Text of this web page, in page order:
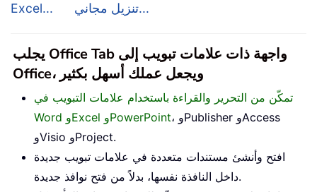
Excel...
تنزيل مجاني...
يجلب Office Tab واجهة ذات علامات تبويب إلى
Office، ويجعل عملك أسهل بكثير
تمكّن من التحرير والقراءة باستخدام علامات التبويب في
Word وExcel وPowerPoint، وPublisher وAccess
وVisio وProject.
افتح وأنشئ مستندات متعددة في علامات تبويب جديدة
داخل النافذة نفسها، بدلاً من فتح نوافذ جديدة.